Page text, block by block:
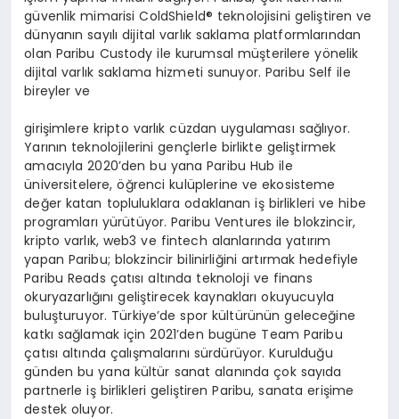
güvenlik mimarisi ColdShield® teknolojisini geliştiren ve
dünyanın sayılı dijital varlık saklama platformlarından
olan Paribu Custody ile kurumsal müşterilere yönelik
dijital varlık saklama hizmeti sunuyor. Paribu Self ile
bireyler ve
girişimlere kripto varlık cüzdan uygulaması sağlıyor.
Yarının teknolojilerini gençlerle birlikte geliştirmek
amacıyla 2020’den bu yana Paribu Hub ile
üniversitelere, öğrenci kulüplerine ve ekosisteme
değer katan topluluklara odaklanan iş birlikleri ve hibe
programları yürütüyor. Paribu Ventures ile blokzincir,
kripto varlık, web3 ve fintech alanlarında yatırım
yapan Paribu; blokzincir bilinirliğini artırmak hedefiyle
Paribu Reads çatısı altında teknoloji ve finans
okuryazarlığını geliştirecek kaynakları okuyucuyla
buluşturuyor. Türkiye’de spor kültürünün geleceğine
katkı sağlamak için 2021’den bugüne Team Paribu
çatısı altında çalışmalarını sürdürüyor. Kurulduğu
günden bu yana kültür sanat alanında çok sayıda
partnerle iş birlikleri geliştiren Paribu, sanata erişime
destek oluyor.